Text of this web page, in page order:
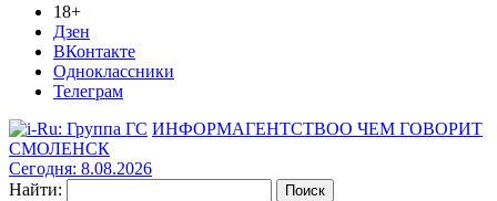
18+
Дзен
ВКонтакте
Одноклассники
Телеграм
ИНФОРМАГЕНТСТВОО ЧЕМ ГОВОРИТ
СМОЛЕНСК
Сегодня: 8.08.2026
Найти: